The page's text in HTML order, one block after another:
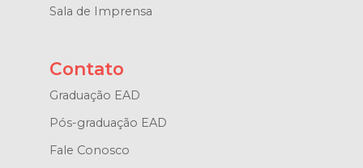
Sala de Imprensa
Contato
Graduação EAD
Pós-graduação EAD
Fale Conosco